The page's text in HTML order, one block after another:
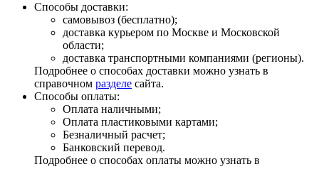
Способы доставки:
самовывоз (бесплатно);
доставка курьером по Москве и Московской
области;
доставка транспортными компаниями (регионы).
Подробнее о способах доставки можно узнать в
справочном разделе сайта.
Способы оплаты:
Оплата наличными;
Оплата пластиковыми картами;
Безналичный расчет;
Банковский перевод.
Подробнее о способах оплаты можно узнать в